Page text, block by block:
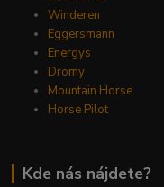
Winderen
Eggersmann
Energys
Dromy
Mountain Horse
Horse Pilot
Kde nás nájdete?